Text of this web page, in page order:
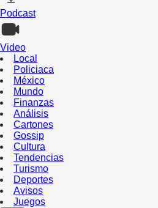
Podcast
Video
Local
Policiaca
México
Mundo
Finanzas
Análisis
Cartones
Gossip
Cultura
Tendencias
Turismo
Deportes
Avisos
Juegos